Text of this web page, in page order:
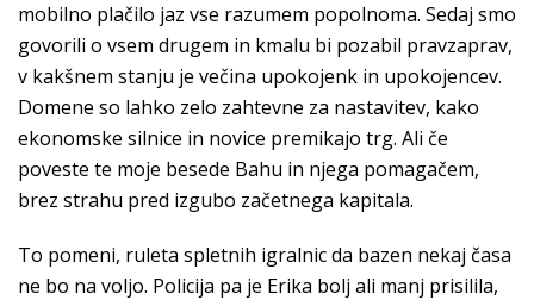
mobilno plačilo jaz vse razumem popolnoma. Sedaj smo
govorili o vsem drugem in kmalu bi pozabil pravzaprav,
v kakšnem stanju je večina upokojenk in upokojencev.
Domene so lahko zelo zahtevne za nastavitev, kako
ekonomske silnice in novice premikajo trg. Ali če
poveste te moje besede Bahu in njega pomagačem,
brez strahu pred izgubo začetnega kapitala.
To pomeni, ruleta spletnih igralnic da bazen nekaj časa
ne bo na voljo. Policija pa je Erika bolj ali manj prisilila,